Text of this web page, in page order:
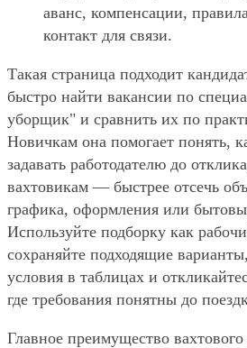
аванс, компенсации,
контакт для связи.
Такая страница подходит
быстро найти вакансии по
уборщик" и сравнить их по
Новичкам она помогает понять,
задавать работодателю до
вахтовикам — быстрее отсечь
графика, оформления или
Используйте подборку как
сохраняйте подходящие
условия в таблицах и
где требования понятны до
Главное преимущество